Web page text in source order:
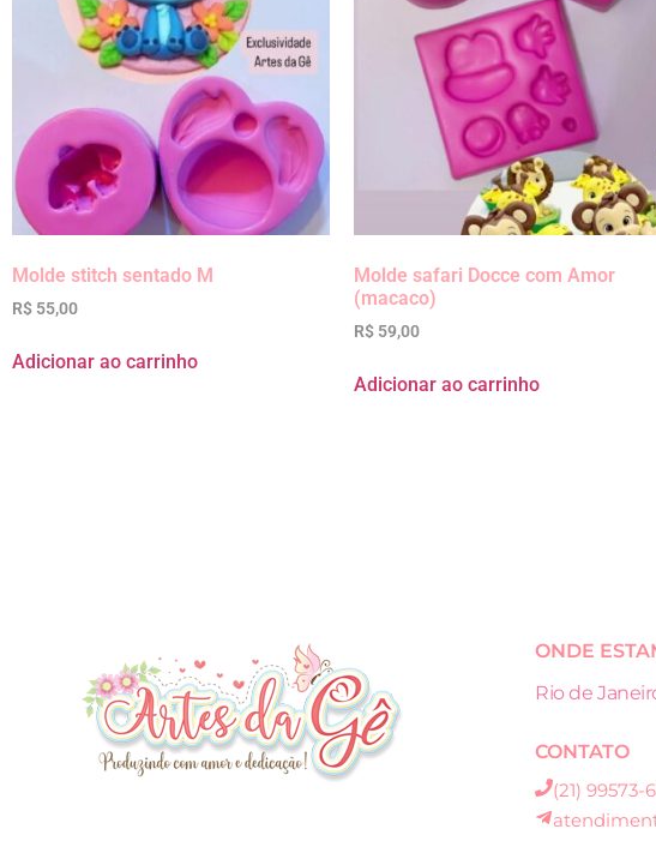
Molde stitch sentado M
R$ 55,00
Adicionar ao carrinho
Molde safari Docce com Amor
(macaco)
R$ 59,00
Adicionar ao carrinho
ONDE
Rio de
CONTATO
(21) 99573-